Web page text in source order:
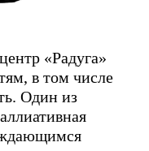
«Радуга»
в том числе
Один из